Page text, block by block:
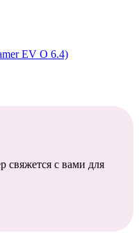
EV O 6.4)
свяжется с вами для